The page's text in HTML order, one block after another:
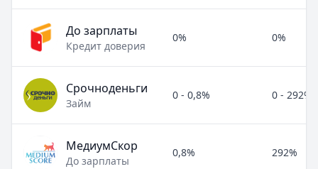
До зарплаты
Кредит доверия
0% 0%
Срочноденьги
Займ
0 - 0,8% 0 - 292%
МедиумСкор
До зарплаты
0,8% 292%